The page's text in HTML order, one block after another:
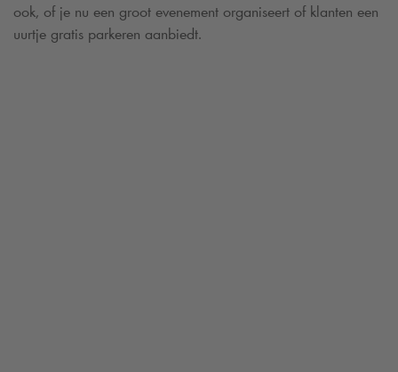
ook, of je nu een groot evenement organiseert of klanten een
uurtje gratis parkeren aanbiedt.